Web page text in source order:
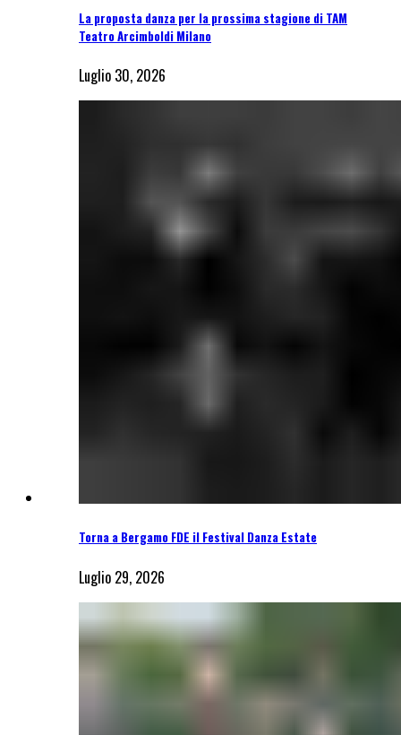
La proposta danza per la prossima stagione di TAM
Teatro Arcimboldi Milano
Luglio 30, 2026
Torna a Bergamo FDE il Festival Danza Estate
Luglio 29, 2026